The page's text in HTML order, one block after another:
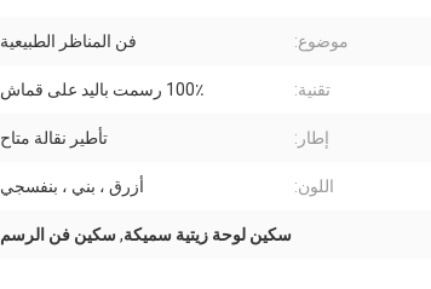
موضوع: فن المناظر الطبيعية
تقنية: 100٪ رسمت باليد على قماش
إطار: تأطير نقالة متاح
اللون: أزرق ، بني ، بنفسجي
سكين لوحة زيتية سميكة,سكين فن الرسم